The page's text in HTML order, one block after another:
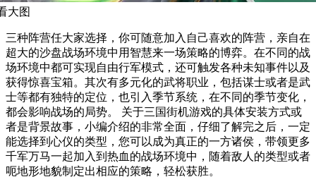
大图
三种阵营任大家选择，你可随意加入自己喜欢的阵营，亲自在
超大的沙盘战场环境中用智慧来一场策略的博弈。在不同的战
场环境中都可实现自由行军模式，还可触发各种未知事件以及
获得惊喜宝箱。其次有多元化的武将职业，包括谋士或者是武
士等都有独特的定位，也引入季节系统，在不同的季节变化，
都会影响战场的局势。 关于三国街机游戏的具体安装方式或
者是背景故事，小编介绍的非常全面，仔细了解完之后，一定
能选择到心仪的类型，您可以成为真正的一方诸侯，带领更多
千军万马一起加入到热血的战场环境中，随着敌人的类型或者
呃地形地貌制定出相应的策略，轻松获胜。